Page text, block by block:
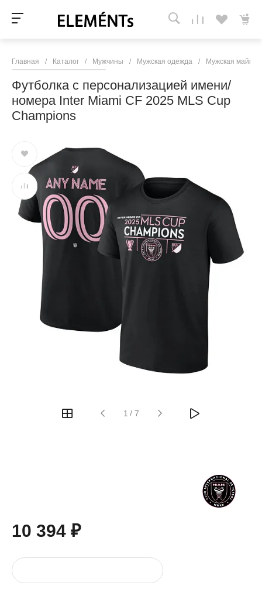
Главная / Каталог / Мужчины / Мужская одежда / Мужская майки,
Футболка c персонализацией имени/
номера Inter Miami CF 2025 MLS Cup
Champions
1 / 7
10 394 ₽